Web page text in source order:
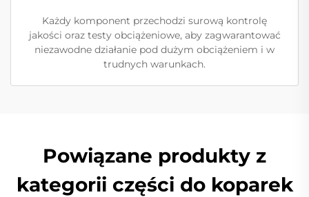
Każdy komponent przechodzi surową kontrolę
jakości oraz testy obciążeniowe, aby zagwarantować
niezawodne działanie pod dużym obciążeniem i w
trudnych warunkach.
Powiązane produkty z
kategorii części do koparek